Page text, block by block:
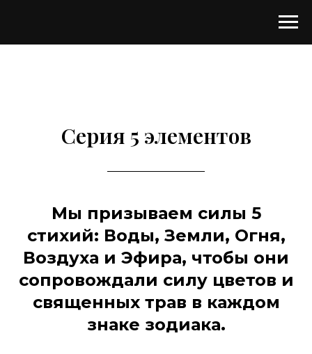
Серия 5 элементов
Мы призываем силы 5
стихий: Воды, Земли, Огня,
Воздуха и Эфира, чтобы они
сопровождали силу цветов и
священных трав в каждом
знаке зодиака.